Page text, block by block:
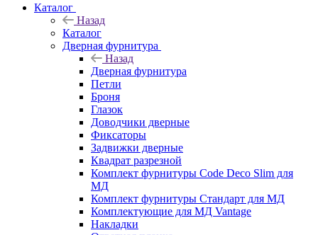
Каталог
Назад
Каталог
Дверная фурнитура
Назад
Дверная фурнитура
Петли
Броня
Глазок
Доводчики дверные
Фиксаторы
Задвижки дверные
Квадрат разрезной
Комплект фурнитуры Code Deco Slim для
МД
Комплект фурнитуры Стандарт для МД
Комплектующие для МД Vantage
Накладки